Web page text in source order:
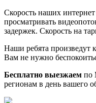
Скорость наших
просматривать
задержек. Скорость на
Наши ребята произведут
Вам не нужно
Бесплатно выезжаем по
регионам в день вашего